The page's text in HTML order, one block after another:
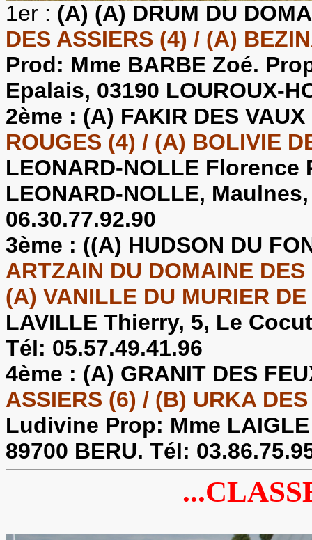
1er : (A) (A) DRUM DU
DES ASSIERS (4) / (A)
Prod: Mme BARBE Zoé.
Epalais, 03190 LOUROUX-
2ème : (A) FAKIR DES
ROUGES (4) / (A) BOLIVIE
LEONARD-NOLLE Florence
LEONARD-NOLLE,
06.30.77.92.90
3ème : ((A) HUDSON DU
ARTZAIN DU DOMAINE
(A) VANILLE DU MURIER
LAVILLE Thierry, 5, Le
Tél: 05.57.49.41.96
4ème : (A) GRANIT DES
ASSIERS (6) / (B) URKA
Ludivine Prop: Mme
89700 BERU. Tél: